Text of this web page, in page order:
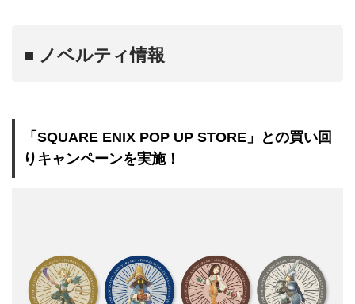
■ ノベルティ情報
「SQUARE ENIX POP UP STORE」との買い回
りキャンペーンを実施！